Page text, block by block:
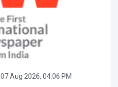
07 Aug 2026, 04:06 PM